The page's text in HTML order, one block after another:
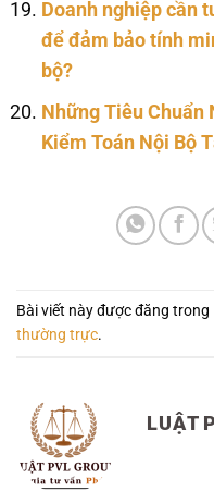
Doanh nghiệp cần
để đảm bảo tính
bộ?
Những Tiêu Chuẩn
Kiểm Toán Nội Bộ
Bài viết này được đăng trong
thường trực.
LUẬT